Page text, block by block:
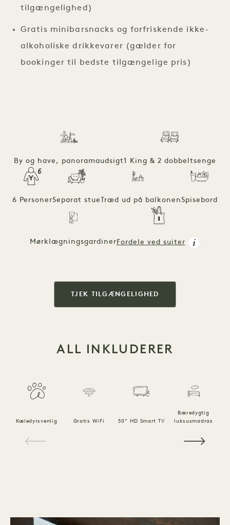
tilgængelighed)
Gratis minibarsnacks og forfriskende ikke-
alkoholiske drikkevarer (gælder for
bookinger til bedste tilgængelige pris)
By og have, panoramaudsigt1 King & 2 dobbeltsenge
6 PersonerSeparat stue Træd ud på balkonenSpisebord
MørklægningsgardinerFordele ved suiter
TJEK TILGÆNGELIGHED
ALL INKLUDERER
Kæledyrsvenlig Gratis WiFi 50" HD Smart TV
Bæredygtig
luksusmadras